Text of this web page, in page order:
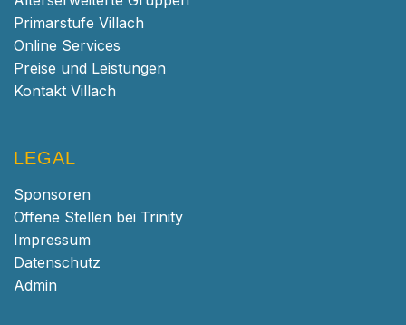
Primarstufe Villach
Online Services
Preise und Leistungen
Kontakt Villach
LEGAL
Sponsoren
Offene Stellen bei Trinity
Impressum
Datenschutz
Admin